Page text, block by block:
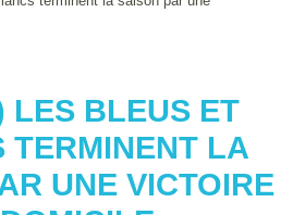
LES BLEUS ET
TERMINENT LA
UNE VICTOIRE